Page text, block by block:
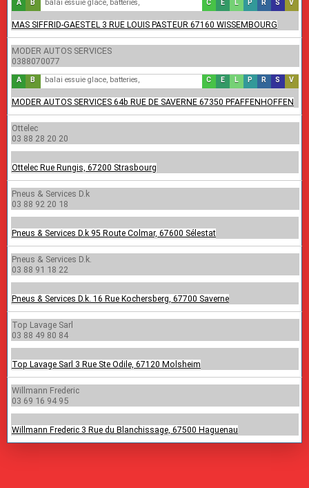
A accessoires automobiles, amortisseurs,
B balai essuie glace, batteries, C
carrosserie,
courroie distribution,
E echappement,
L lavage voiture,
P pare-brise,
R S V
MAS SIFFRID-GAESTEL 3 RUE LOUIS PASTEUR 67160 WISSEMBOURG
MODER AUTOS SERVICES
0388070077
A accessoires automobiles, amortisseurs,
B balai essuie glace, batteries, C
carrosserie,
courroie distribution,
E echappement,
L lavage voiture,
P pare-brise,
R S V
MODER AUTOS SERVICES 64b RUE DE SAVERNE 67350 PFAFFENHOFFEN
Ottelec
03 88 28 20 20
Ottelec Rue Rungis, 67200 Strasbourg
Pneus & Services D.k
03 88 92 20 18
Pneus & Services D.k 95 Route Colmar, 67600 Sélestat
Pneus & Services D.k.
03 88 91 18 22
Pneus & Services D.k. 16 Rue Kochersberg, 67700 Saverne
Top Lavage Sarl
03 88 49 80 84
Top Lavage Sarl 3 Rue Ste Odile, 67120 Molsheim
Willmann Frederic
03 69 16 94 95
Willmann Frederic 3 Rue du Blanchissage, 67500 Haguenau